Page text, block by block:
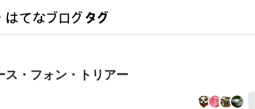
ス・フォン・トリアー